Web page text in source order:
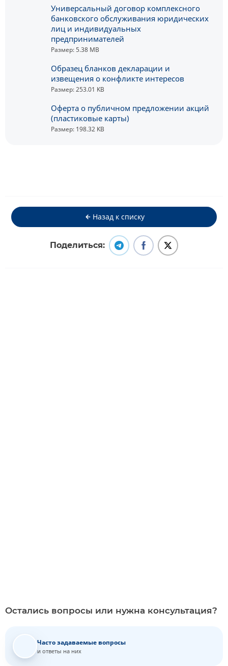
Универсальный договор комплексного
банковского обслуживания юридических
лиц и индивидуальных
предпринимателей
Размер: 5.38 MB
Образец бланков декларации и
извещения о конфликте интересов
Размер: 253.01 KB
Оферта о публичном предложении акций
(пластиковые карты)
Размер: 198.32 KB
Назад к списку
Поделиться:
Остались вопросы или нужна консультация?
Часто задаваемые вопросы
и ответы на них